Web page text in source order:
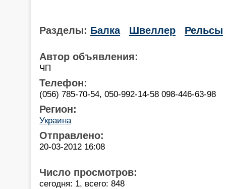
Разделы: Балка Швеллер Рельсы
Автор объявления:
ЧП
Телефон:
(056) 785-70-54, 050-992-14-58 098-446-63-98
Регион:
Украина
Отправлено:
20-03-2012 16:08
Число просмотров:
сегодня: 1, всего: 848